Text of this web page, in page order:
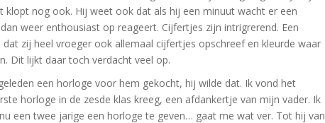
klopt nog ook. Hij weet ook dat als hij een minuut wacht er een
weer enthousiast op reageert. Cijfertjes zijn intrigrerend. Een
zij heel vroeger ook allemaal cijfertjes opschreef en kleurde waar
Dit lijkt daar toch verdacht veel op.
een horloge voor hem gekocht, hij wilde dat. Ik vond het
horloge in de zesde klas kreeg, een afdankertje van mijn vader. Ik
een twee jarige een horloge te geven… gaat me wat ver. Tot hij van